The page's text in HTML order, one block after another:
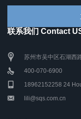
联系我们 Contact
苏州市吴中区石湖西
400-070-6900
18962152258 24
lili@sqs.com.cn